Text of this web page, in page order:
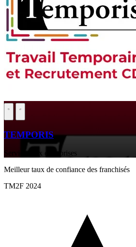
Conseils généraux Devenir franchisé
TEMPORIS
Services aux entreprises
Meilleur taux de confiance des franchisés
TM2F 2024